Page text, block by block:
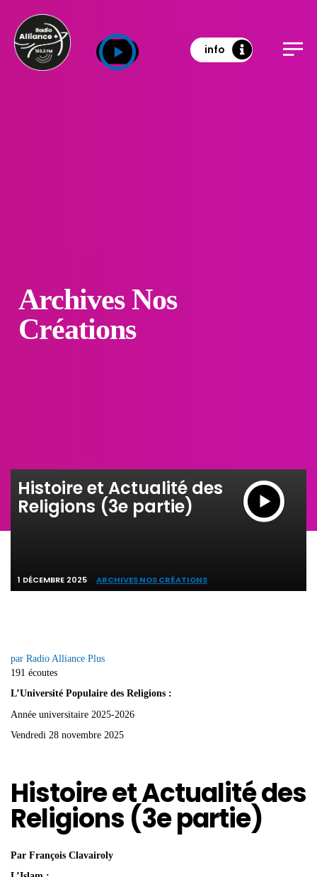
info
Archives Nos
Créations
Histoire et Actualité des
Religions (3e partie)
1 DÉCEMBRE 2025 ARCHIVES NOS CRÉATIONS
par Radio Alliance Plus
191 écoutes
L’Université Populaire des Religions :
Année universitaire 2025-2026
Vendredi 28 novembre 2025
Histoire et Actualité des
Religions (3e partie)
Par François Clavairoly